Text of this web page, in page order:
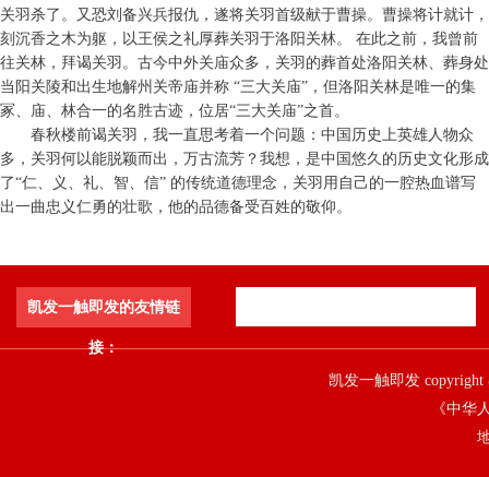
关羽杀了。又恐刘备兴兵报仇，遂将关羽首级献于曹操。曹操将计就计，
刻沉香之木为躯，以王侯之礼厚葬关羽于洛阳关林。 在此之前，我曾前
往关林，拜谒关羽。古今中外关庙众多，关羽的葬首处洛阳关林、葬身处
当阳关陵和出生地解州关帝庙并称 “三大关庙”，但洛阳关林是唯一的集
冢、庙、林合一的名胜古迹，位居“三大关庙”之首。
春秋楼前谒关羽，我一直思考着一个问题：中国历史上英雄人物众
多，关羽何以能脱颖而出，万古流芳？我想，是中国悠久的历史文化形成
了“仁、义、礼、智、信” 的传统道德理念，关羽用自己的一腔热血谱写
出一曲忠义仁勇的壮歌，他的品德备受百姓的敬仰。
凯发一触即发的友情链
接：
凯发一触即发
《中华